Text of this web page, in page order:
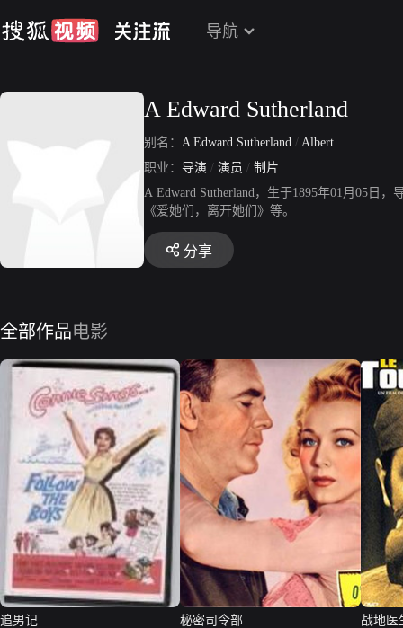
导航
A Edward Sutherland
别名： A Edward Sutherland / Albert Edward Sutherland
职业： 导演 / 演员 / 制片
A Edward Sutherland，生于1895年01月05日
《爱她们，离开她们》等。
分享
全部作品电影
追男记
秘密司令部
战地医